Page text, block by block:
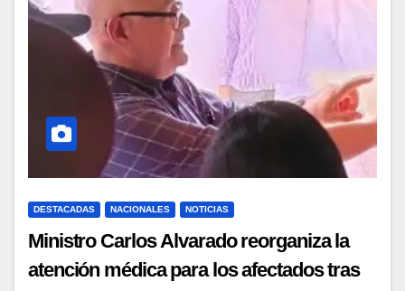
DESTACADAS NACIONALES NOTICIAS
Ministro Carlos Alvarado reorganiza la
atención médica para los afectados tras